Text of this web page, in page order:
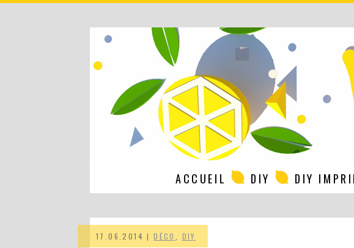
ACCUEIL DIY DIY
17.06.2014 |DÉCO DIY